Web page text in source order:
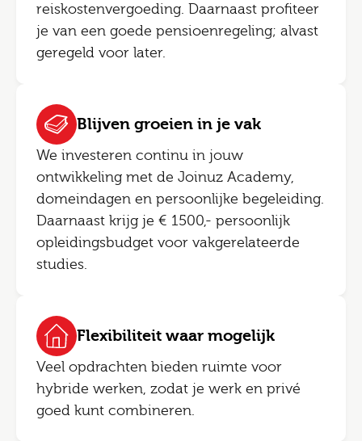
reiskostenvergoeding. Daarnaast profiteer
je van een goede pensioenregeling; alvast
geregeld voor later.
Blijven groeien in je vak
We investeren continu in jouw
ontwikkeling met de Joinuz Academy,
domeindagen en persoonlijke begeleiding.
Daarnaast krijg je € 1500,- persoonlijk
opleidingsbudget voor vakgerelateerde
studies.
Flexibiliteit waar mogelijk
Veel opdrachten bieden ruimte voor
hybride werken, zodat je werk en privé
goed kunt combineren.